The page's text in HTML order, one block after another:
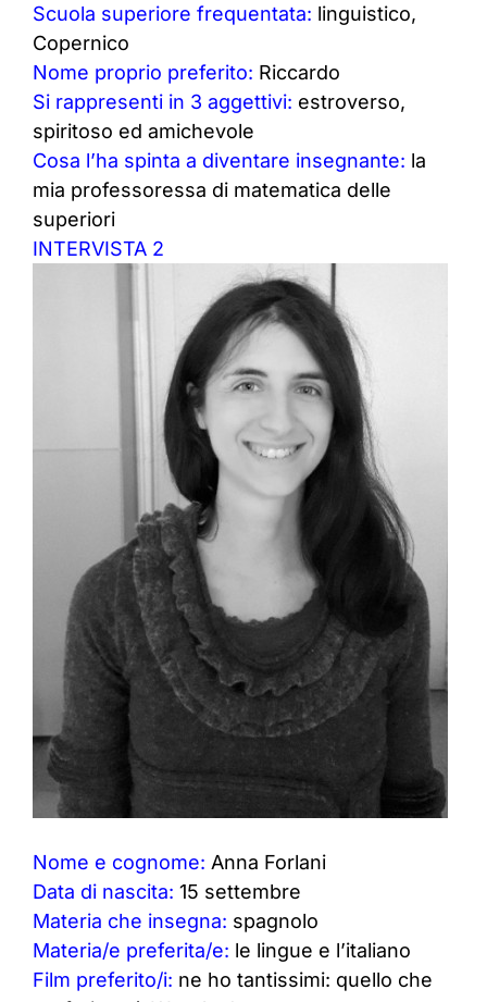
Scuola superiore frequentata: linguistico,
Copernico
Nome proprio preferito: Riccardo
Si rappresenti in 3 aggettivi: estroverso,
spiritoso ed amichevole
Cosa l’ha spinta a diventare insegnante: la
mia professoressa di matematica delle
superiori
INTERVISTA 2
Nome e cognome: Anna Forlani
Data di nascita: 15 settembre
Materia che insegna: spagnolo
Materia/e preferita/e: le lingue e l’italiano
Film preferito/i: ne ho tantissimi: quello che